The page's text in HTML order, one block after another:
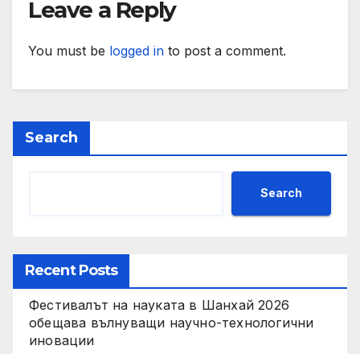
Leave a Reply
You must be logged in to post a comment.
Search
Search
Recent Posts
Фестивалът на науката в Шанхай 2026
обещава вълнуващи научно-технологични
иновации